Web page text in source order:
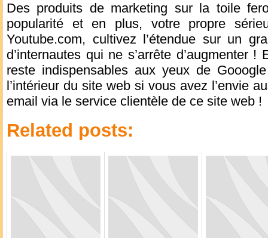
Des produits de marketing sur la toile
popularité et en plus, votre propre
Youtube.com, cultivez l’étendue sur un
d’internautes qui ne s’arrête d’augmenter
reste indispensables aux yeux de
l’intérieur du site web si vous avez l’envie
email via le service clientèle de ce site web !
Related posts: